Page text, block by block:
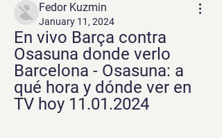
Fedor Kuzmin
January 11, 2024
En vivo Barça contra
Osasuna donde verlo
Barcelona - Osasuna: a
qué hora y dónde ver en
TV hoy 11.01.2024